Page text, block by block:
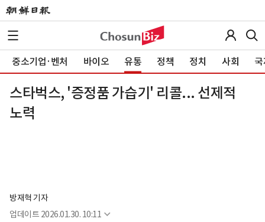
중소기업·벤처 바이오 유통 정책 정치 사회
스타벅스, '증정품 가습기' 리콜... 선제적
노력
방재혁 기자
업데이트 2026.01.30. 10:11